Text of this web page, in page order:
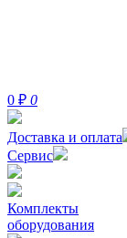
0 ₽ 0
Доставка и оплата
Сервис
Комплекты
оборудования